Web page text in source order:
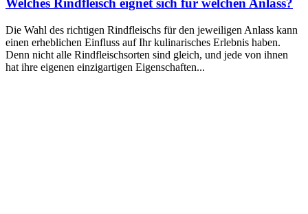
Welches Rindfleisch eignet sich für welchen Anlass?
Die Wahl des richtigen Rindfleischs für den jeweiligen Anlass kann
einen erheblichen Einfluss auf Ihr kulinarisches Erlebnis haben.
Denn nicht alle Rindfleischsorten sind gleich, und jede von ihnen
hat ihre eigenen einzigartigen Eigenschaften...